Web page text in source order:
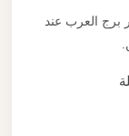
العرب عند